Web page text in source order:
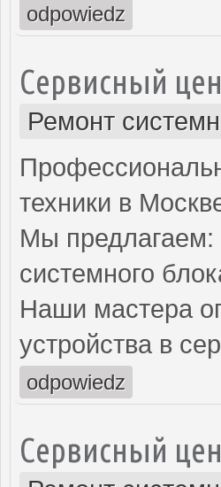
odpowiedz
Сервисный
Ремонт
техники в
Мы предлагаем:
системного
Наши мастера
устройства в
odpowiedz
Сервисный